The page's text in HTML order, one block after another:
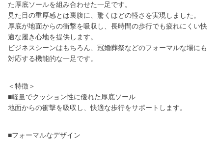
た厚底ソールを組み合わせた一足です。
見た目の重厚感とは裏腹に、驚くほどの軽さを実現しました。
厚底が地面からの衝撃を吸収し、長時間の歩行でも疲れにくい快
適な履き心地を提供します。
ビジネスシーンはもちろん、冠婚葬祭などのフォーマルな場にも
対応する機能的な一足です。
＜特徴＞
■軽量でクッション性に優れた厚底ソール
地面からの衝撃を吸収し、快適な歩行をサポートします。
■フォーマルなデザイン